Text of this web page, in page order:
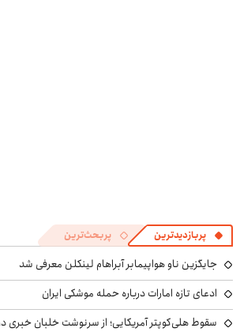
پربازدیدترین پربحث‌ترین
جایگزین ناو هواپیمابر آبراهام لینکلن معرفی شد
ادعای تازه امارات درباره حمله موشکی ایران
سقوط هلی‌کوپتر آمریکایی؛ از سرنوشت خلبان